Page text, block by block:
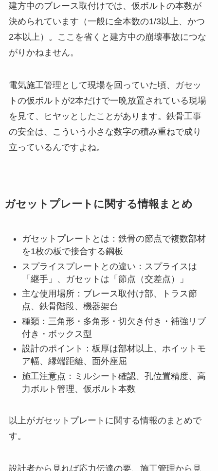
建方中のブレース取付けでは、仮ボルトの本数が
決められています（一般に全本数の1/3以上、かつ
2本以上）。ここを省くと建方中の崩壊事故につな
がりかねません。
電気施工管理として現場を回っていた頃、ガセッ
トの仮ボルトが2本だけで一晩放置されている現場
を見て、ヒヤッとしたことがあります。鉄骨工事
の安全は、こういう小さな数字の積み重ねで成り
立っているんですよね。
ガセットプレートに関する情報まとめ
ガセットプレートとは：鉄骨の節点で複数部材
を1枚の板で接合する鋼板
スプライスプレートとの違い：スプライスは
「継手」、ガセットは「節点（交差点）」
主な使用場所：ブレース取付け部、トラス節
点、鉄骨階段、機器架台
種類：三角形・多角形・切欠き付き・補強リブ
付き・ボックス型
設計のポイント：板厚は部材以上、ホイットモ
ア幅、縁端距離、面外座屈
施工注意点：ミルシート確認、孔位置精度、高
力ボルト管理、仮ボルト本数
以上がガセットプレートに関する情報のまとめで
す。
設計者から見れば応力伝達の要、施工管理から見